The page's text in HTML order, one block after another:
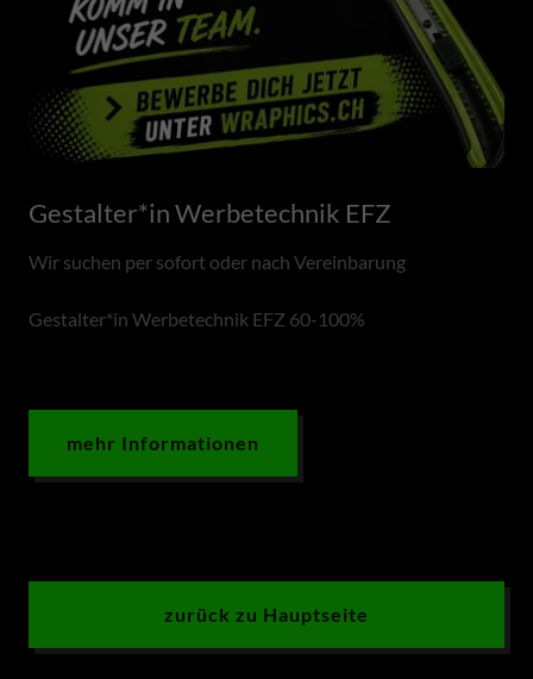
Gestalter*in Werbetechnik EFZ
Wir suchen per sofort oder nach Vereinbarung
Gestalter*in Werbetechnik EFZ 60-100%
mehr Informationen
zurück zu Hauptseite